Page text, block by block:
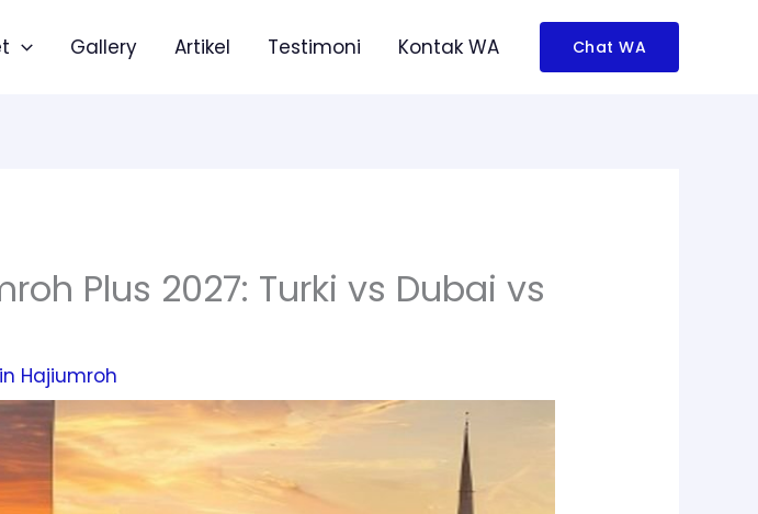
Gallery Artikel Testimoni Kontak WA Chat WA
Plus 2027: Turki vs Dubai vs
Hajiumroh